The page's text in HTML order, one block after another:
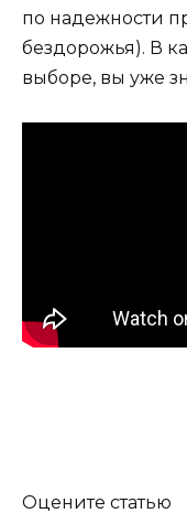
по надежности
бездорожья). В
выборе, вы уже
Оцените статью